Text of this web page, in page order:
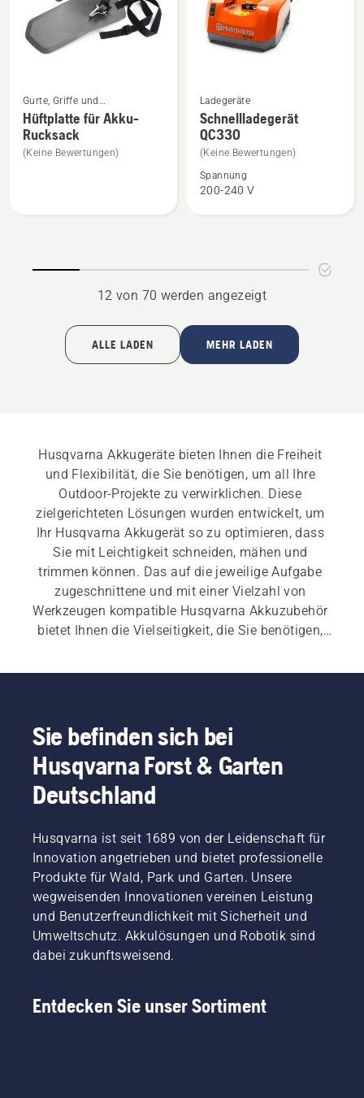
von
Mehr
Details
Hüftplatte
Gurte, Griffe und
Befestigungen
Hüftplatte für Akku-
Rucksack
(Keine Bewertungen)
Mehr
Details
zu
Schnellladegerät
QC330
anzeigen
Ladegeräte
Schnellladegerät
QC330
(Keine Bewertungen)
Spannung
200-240 V
12 von 70 werden angezeigt
ALLE LADEN MEHR LADEN
Husqvarna Akkugeräte bieten Ihnen die Freiheit
und Flexibilität, die Sie benötigen, um all Ihre
Outdoor-Projekte zu verwirklichen. Diese
zielgerichteten Lösungen wurden entwickelt, um
Ihr Husqvarna Akkugerät so zu optimieren, dass
Sie mit Leichtigkeit schneiden, mähen und
trimmen können. Das auf die jeweilige Aufgabe
zugeschnittene und mit einer Vielzahl von
Werkzeugen kompatible Husqvarna Akkuzubehör
bietet Ihnen die Vielseitigkeit, die Sie benötigen,
Sie befinden sich bei
Husqvarna Forst & Garten
Deutschland
Husqvarna ist seit 1689 von der Leidenschaft für
Innovation angetrieben und bietet professionelle
Produkte für Wald, Park und Garten. Unsere
wegweisenden Innovationen vereinen Leistung
und Benutzerfreundlichkeit mit Sicherheit und
Umweltschutz. Akkulösungen und Robotik sind
dabei zukunftsweisend.
Entdecken Sie unser Sortiment